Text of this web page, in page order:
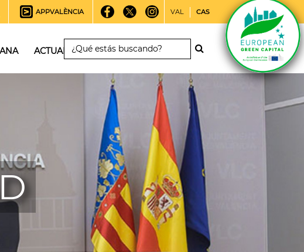
APPVALÈNCIA VAL CAS
ACTUALIDAD